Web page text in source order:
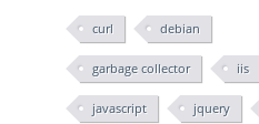
curl debian
garbage collector iis
javascript jquery